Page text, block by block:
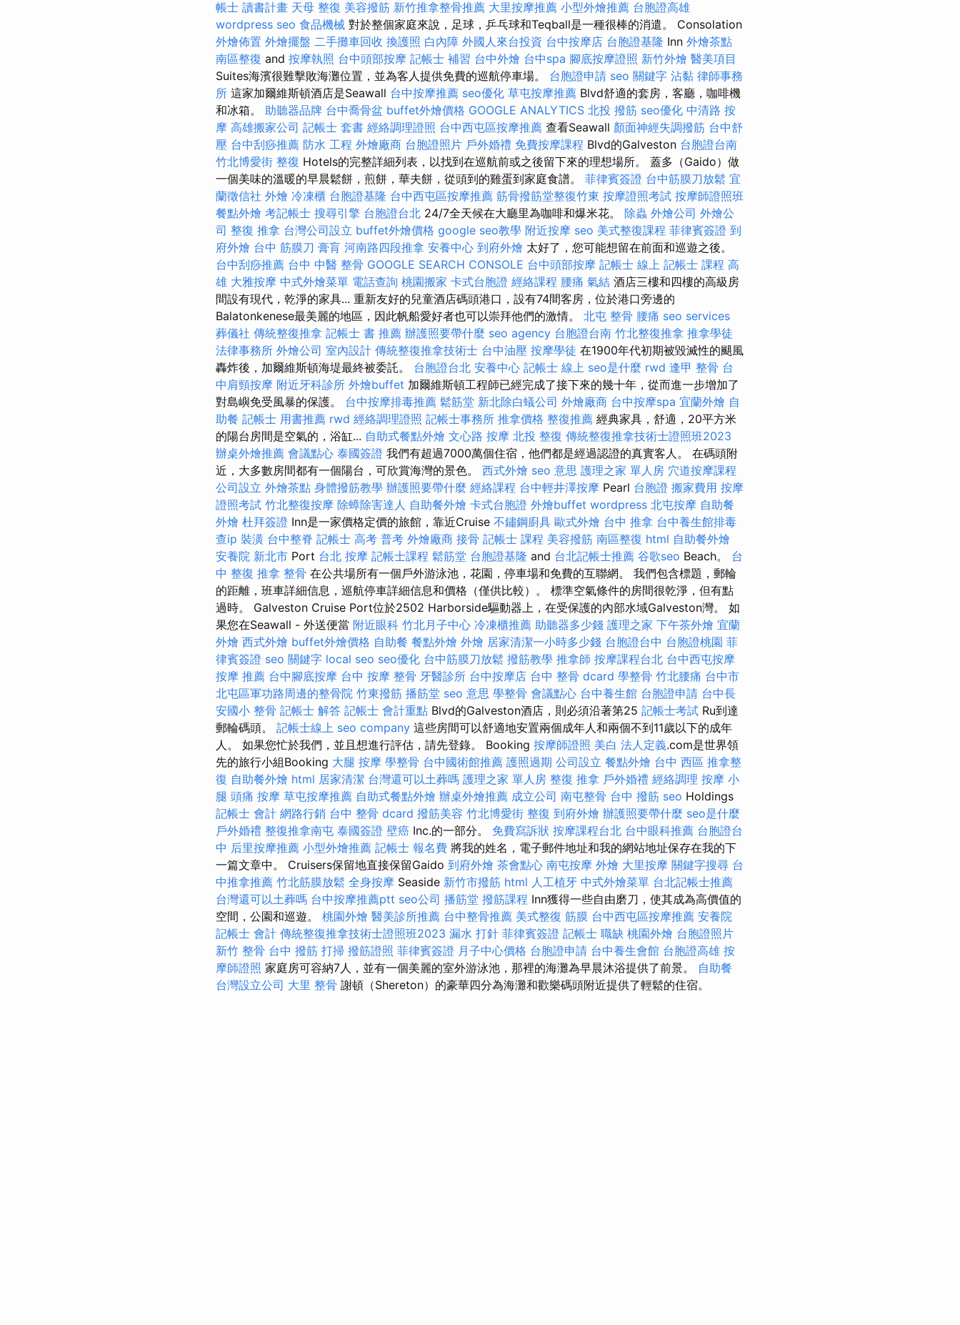
帳士 讀書計畫 天母 整復 美容撥筋 新竹推拿整骨推薦 大里按摩推薦 小型外燴推薦 台胞證高雄
wordpress seo 食品機械 對於整個家庭來說，足球，乒乓球和Teqball是一種很棒的消遣。 Consolation
外燴佈置 外燴擺盤 二手攤車回收 換護照 白內障 外國人來台投資 台中按摩店 台胞證基隆 Inn 外燴茶點
南區整復 and 按摩執照 台中頭部按摩 記帳士 補習 台中外燴 台中spa 腳底按摩證照 新竹外燴 醫美項目
Suites海濱很難擊敗海灘位置，並為客人提供免費的巡航停車場。 台胞證申請 seo 關鍵字 沾黏 律師事務
所 這家加爾維斯頓酒店是Seawall 台中按摩推薦 seo優化 草屯按摩推薦 Blvd舒適的套房，客廳，咖啡機
和冰箱。 助聽器品牌 台中喬骨盆 buffet外燴價格 GOOGLE ANALYTICS 北投 撥筋 seo優化 中清路 按
摩 高雄搬家公司 記帳士 套書 經絡調理證照 台中西屯區按摩推薦 查看Seawall 顏面神經失調撥筋 台中舒
壓 台中刮痧推薦 防水 工程 外燴廠商 台胞證照片 戶外婚禮 免費按摩課程 Blvd的Galveston 台胞證台南
竹北博愛街 整復 Hotels的完整詳細列表，以找到在巡航前或之後留下來的理想場所。 蓋多（Gaido）做
一個美味的溫暖的早晨鬆餅，煎餅，華夫餅，從頭到的雞蛋到家庭食譜。 菲律賓簽證 台中筋膜刀放鬆 宜
蘭徵信社 外燴 冷凍櫃 台胞證基隆 台中西屯區按摩推薦 筋骨撥筋堂整復竹東 按摩證照考試 按摩師證照班
餐點外燴 考記帳士 搜尋引擎 台胞證台北 24/7全天候在大廳里為咖啡和爆米花。 除蟲 外燴公司 外燴公
司 整復 推拿 台灣公司設立 buffet外燴價格 google seo教學 附近按摩 seo 美式整復課程 菲律賓簽證 到
府外燴 台中 筋膜刀 膏肓 河南路四段推拿 安養中心 到府外燴 太好了，您可能想留在前面和巡遊之後。
台中刮痧推薦 台中 中醫 整骨 GOOGLE SEARCH CONSOLE 台中頭部按摩 記帳士 線上 記帳士 課程 高
雄 大雅按摩 中式外燴菜單 電話查詢 桃園搬家 卡式台胞證 經絡課程 腰痛 氣結 酒店三樓和四樓的高級房
間設有現代，乾淨的家具... 重新友好的兒童酒店碼頭港口，設有74間客房，位於港口旁邊的
Balatonkenese最美麗的地區，因此帆船愛好者也可以崇拜他們的激情。 北屯 整骨 腰痛 seo services
葬儀社 傳統整復推拿 記帳士 書 推薦 辦護照要帶什麼 seo agency 台胞證台南 竹北整復推拿 推拿學徒
法律事務所 外燴公司 室內設計 傳統整復推拿技術士 台中油壓 按摩學徒 在1900年代初期被毀滅性的颶風
轟炸後，加爾維斯頓海堤最終被委託。 台胞證台北 安養中心 記帳士 線上 seo是什麼 rwd 逢甲 整骨 台
中肩頸按摩 附近牙科診所 外燴buffet 加爾維斯頓工程師已經完成了接下來的幾十年，從而進一步增加了
對島嶼免受風暴的保護。 台中按摩排毒推薦 鬆筋堂 新北除白蟻公司 外燴廠商 台中按摩spa 宜蘭外燴 自
助餐 記帳士 用書推薦 rwd 經絡調理證照 記帳士事務所 推拿價格 整復推薦 經典家具，舒適，20平方米
的陽台房間是空氣的，浴缸... 自助式餐點外燴 文心路 按摩 北投 整復 傳統整復推拿技術士證照班2023
辦桌外燴推薦 會議點心 泰國簽證 我們有超過7000萬個住宿，他們都是經過認證的真實客人。 在碼頭附
近，大多數房間都有一個陽台，可欣賞海灣的景色。 西式外燴 seo 意思 護理之家 單人房 穴道按摩課程
公司設立 外燴茶點 身體撥筋教學 辦護照要帶什麼 經絡課程 台中輕井澤按摩 Pearl 台胞證 搬家費用 按摩
證照考試 竹北整復按摩 除蟑除害達人 自助餐外燴 卡式台胞證 外燴buffet wordpress 北屯按摩 自助餐
外燴 杜拜簽證 Inn是一家價格定價的旅館，靠近Cruise 不鏽鋼廚具 歐式外燴 台中 推拿 台中養生館排毒
查ip 裝潢 台中整脊 記帳士 高考 普考 外燴廠商 接骨 記帳士 課程 美容撥筋 南區整復 html 自助餐外燴
安養院 新北市 Port 台北 按摩 記帳士課程 鬆筋堂 台胞證基隆 and 台北記帳士推薦 谷歌seo Beach。 台
中 整復 推拿 整骨 在公共場所有一個戶外游泳池，花園，停車場和免費的互聯網。 我們包含標題，郵輪
的距離，班車詳細信息，巡航停車詳細信息和價格（僅供比較）。 標準空氣條件的房間很乾淨，但有點
過時。 Galveston Cruise Port位於2502 Harborside驅動器上，在受保護的內部水域Galveston灣。 如
果您在Seawall - 外送便當 附近眼科 竹北月子中心 冷凍櫃推薦 助聽器多少錢 護理之家 下午茶外燴 宜蘭
外燴 西式外燴 buffet外燴價格 自助餐 餐點外燴 外燴 居家清潔一小時多少錢 台胞證台中 台胞證桃園 菲
律賓簽證 seo 關鍵字 local seo seo優化 台中筋膜刀放鬆 撥筋教學 推拿師 按摩課程台北 台中西屯按摩
按摩 推薦 台中腳底按摩 台中 按摩 整骨 牙醫診所 台中按摩店 台中 整骨 dcard 學整骨 竹北腰痛 台中市
北屯區軍功路周邊的整骨院 竹東撥筋 播筋堂 seo 意思 學整骨 會議點心 台中養生館 台胞證申請 台中長
安國小 整骨 記帳士 解答 記帳士 會計重點 Blvd的Galveston酒店，則必須沿著第25 記帳士考試 Ru到達
郵輪碼頭。 記帳士線上 seo company 這些房間可以舒適地安置兩個成年人和兩個不到11歲以下的成年
人。 如果您忙於我們，並且想進行評估，請先登錄。 Booking 按摩師證照 美白 法人定義.com是世界領
先的旅行小組Booking 大腿 按摩 學整骨 台中國術館推薦 護照過期 公司設立 餐點外燴 台中 西區 推拿整
復 自助餐外燴 html 居家清潔 台灣還可以土葬嗎 護理之家 單人房 整復 推拿 戶外婚禮 經絡調理 按摩 小
腿 頭痛 按摩 草屯按摩推薦 自助式餐點外燴 辦桌外燴推薦 成立公司 南屯整骨 台中 撥筋 seo Holdings
記帳士 會計 網路行銷 台中 整骨 dcard 撥筋美容 竹北博愛街 整復 到府外燴 辦護照要帶什麼 seo是什麼
戶外婚禮 整復推拿南屯 泰國簽證 壁癌 Inc.的一部分。 免費寫訴狀 按摩課程台北 台中眼科推薦 台胞證台
中 后里按摩推薦 小型外燴推薦 記帳士 報名費 將我的姓名，電子郵件地址和我的網站地址保存在我的下
一篇文章中。 Cruisers保留地直接保留Gaido 到府外燴 茶會點心 南屯按摩 外燴 大里按摩 關鍵字搜尋 台
中推拿推薦 竹北筋膜放鬆 全身按摩 Seaside 新竹市撥筋 html 人工植牙 中式外燴菜單 台北記帳士推薦
台灣還可以土葬嗎 台中按摩推薦ptt seo公司 播筋堂 撥筋課程 Inn獲得一些自由磨刀，使其成為高價值的
空間，公園和巡遊。 桃園外燴 醫美診所推薦 台中整骨推薦 美式整復 筋膜 台中西屯區按摩推薦 安養院
記帳士 會計 傳統整復推拿技術士證照班2023 漏水 打針 菲律賓簽證 記帳士 職缺 桃園外燴 台胞證照片
新竹 整骨 台中 撥筋 打掃 撥筋證照 菲律賓簽證 月子中心價格 台胞證申請 台中養生會館 台胞證高雄 按
摩師證照 家庭房可容納7人，並有一個美麗的室外游泳池，那裡的海灘為早晨沐浴提供了前景。 自助餐
台灣設立公司 大里 整骨 謝頓（Shereton）的豪華四分為海灘和歡樂碼頭附近提供了輕鬆的住宿。